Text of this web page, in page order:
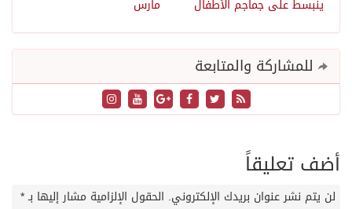
مارس ينبسط على جماجم الأطفال
للمشاركة والمتابعة
أضف تعليقاً
لن يتم نشر عنوان بريدك الإلكتروني. الحقول الإلزامية مشار إليها بـ*